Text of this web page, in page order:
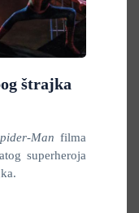
štrajka
Man filma
superheroja